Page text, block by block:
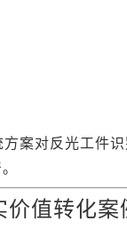
案对反光工件
价值转化案